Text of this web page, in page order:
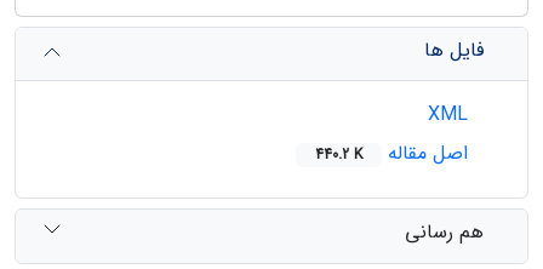
فایل ها
اصل مقاله
440.2 K
هم رسانی